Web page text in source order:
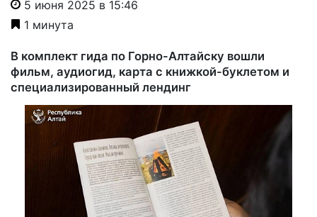
5 июня 2025 в 15:46
1 минута
В комплект гида по Горно-Алтайску вошли
фильм, аудиогид, карта с книжкой-буклетом и
специализированный лендинг